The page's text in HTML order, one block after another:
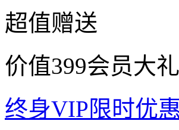
超值赠送
价值399会员大
终身VIP限时优